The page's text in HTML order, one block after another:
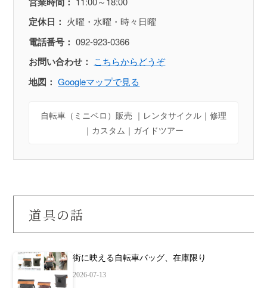
定休日： 火曜・水曜・時々日曜
電話番号： 092-923-0366
お問い合わせ： こちらからどうぞ
地図： Googleマップで見る
自転車（ミニベロ）販売 ｜レンタサイクル｜修理
｜カスタム｜ガイドツアー
道具の話
街に映える自転車バッグ、在庫限り
2026-07-13